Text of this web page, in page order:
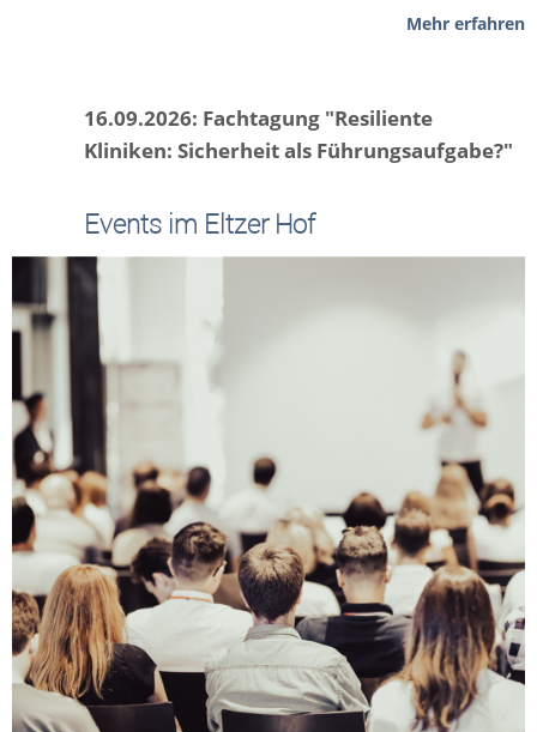
Mehr erfahren
16.09.2026: Fachtagung "Resiliente
Kliniken: Sicherheit als Führungsaufgabe?"
Events im Eltzer Hof